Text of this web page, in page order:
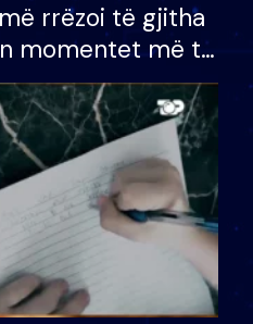
rrëzoi të gjitha
momentet më të
e BB VIP: Do më
kur…